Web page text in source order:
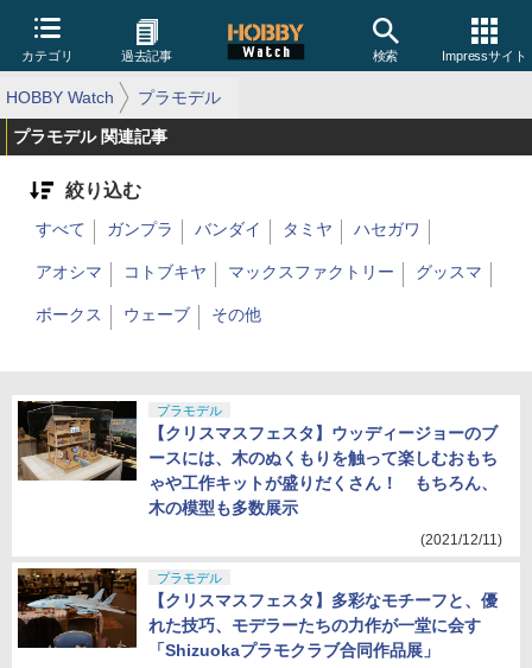
カテゴリ 過去記事 検索 Impressサイト
HOBBY Watch プラモデル
プラモデル 関連記事
絞り込む
すべて ガンプラ バンダイ タミヤ ハセガワ
アオシマ コトブキヤ マックスファクトリー グッスマ
ボークス ウェーブ その他
プラモデル
【クリスマスフェスタ】ウッディージョーのブ
ースには、木のぬくもりを触って楽しむおもち
ゃや工作キットが盛りだくさん！ もちろん、
木の模型も多数展示
(2021/12/11)
プラモデル
【クリスマスフェスタ】多彩なモチーフと、優
れた技巧、モデラーたちの力作が一堂に会す
「Shizuokaプラモクラブ合同作品展」